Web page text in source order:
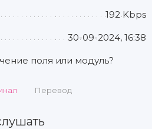
192 Kbps
30-09-2024, 16:38
поля или модуль?
Перевод